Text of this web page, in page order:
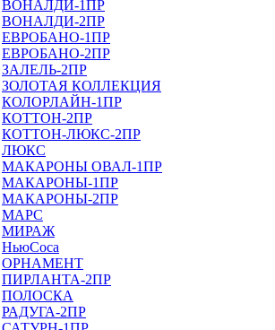
ВОНАЛДИ-1ПР
ВОНАЛДИ-2ПР
ЕВРОБАНО-1ПР
ЕВРОБАНО-2ПР
ЗАЛЕЛЬ-2ПР
ЗОЛОТАЯ КОЛЛЕКЦИЯ
КОЛОРЛАЙН-1ПР
КОТТОН-2ПР
КОТТОН-ЛЮКС-2ПР
ЛЮКС
МАКАРОНЫ ОВАЛ-1ПР
МАКАРОНЫ-1ПР
МАКАРОНЫ-2ПР
МАРС
МИРАЖ
НьюСоса
ОРНАМЕНТ
ПИРЛАНТА-2ПР
ПОЛОСКА
РАДУГА-2ПР